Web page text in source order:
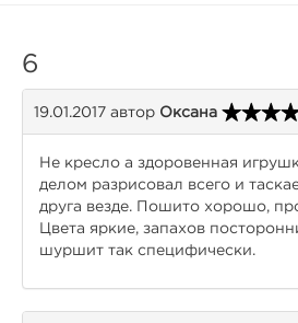
6
19.01.2017 автор Оксана
Не кресло а здоровенная
делом разрисовал всего и
друга везде. Пошито хорошо,
Цвета яркие, запахов
шуршит так специфически.